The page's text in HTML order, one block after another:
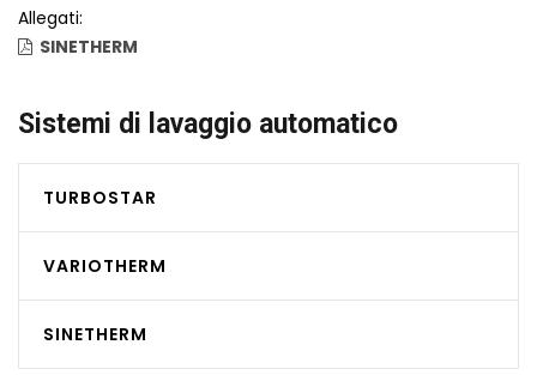
Allegati:
SINETHERM
Sistemi di lavaggio automatico
TURBOSTAR
VARIOTHERM
SINETHERM